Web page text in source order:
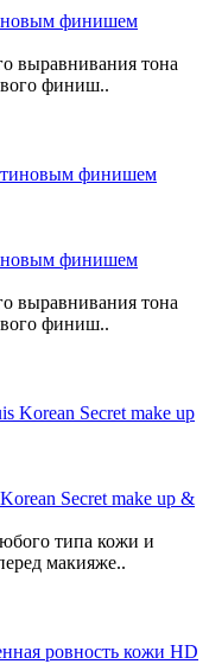
финишем
выравнивания тона
финиш..
финишем
выравнивания тона
финиш..
Secret make up &
типа кожи и
макияже..